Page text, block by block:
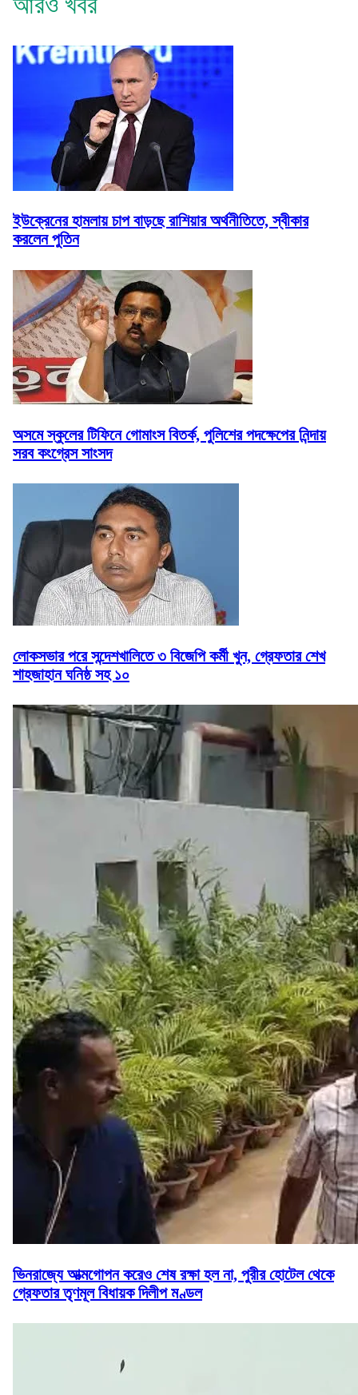
ইউক্রেনের হামলায় চাপ বাড়ছে রাশিয়ার অর্থনীতিতে, স্বীকার
করলেন পুতিন
অসমে স্কুলের টিফিনে গোমাংস বিতর্ক, পুলিশের পদক্ষেপের নিন্দায়
সরব কংগ্রেস সাংসদ
লোকসভার পরে সন্দেশখালিতে ৩ বিজেপি কর্মী খুন, গ্রেফতার শেখ
শাহজাহান ঘনিষ্ঠ সহ ১০
ভিনরাজ্যে আত্মগোপন করেও শেষ রক্ষা হল না, পুরীর হোটেল থেকে
গ্রেফতার তৃণমূল বিধায়ক দিলীপ মণ্ডল